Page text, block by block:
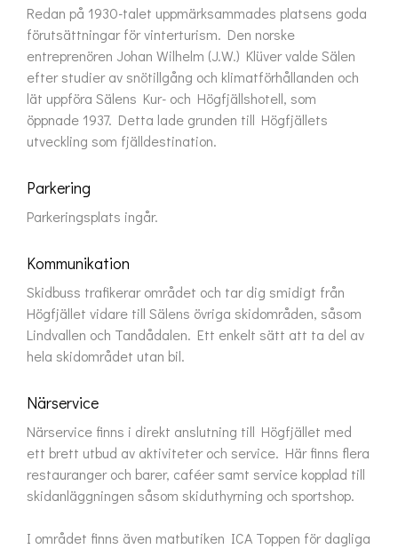
Redan på 1930-talet uppmärksammades platsens goda
förutsättningar för vinterturism. Den norske
entreprenören Johan Wilhelm (J.W.) Klüver valde Sälen
efter studier av snötillgång och klimatförhållanden och
lät uppföra Sälens Kur- och Högfjällshotell, som
öppnade 1937. Detta lade grunden till Högfjällets
utveckling som fjälldestination.
Parkering
Parkeringsplats ingår.
Kommunikation
Skidbuss trafikerar området och tar dig smidigt från
Högfjället vidare till Sälens övriga skidområden, såsom
Lindvallen och Tandådalen. Ett enkelt sätt att ta del av
hela skidområdet utan bil.
Närservice
Närservice finns i direkt anslutning till Högfjället med
ett brett utbud av aktiviteter och service. Här finns flera
restauranger och barer, caféer samt service kopplad till
skidanläggningen såsom skiduthyrning och sportshop.
I området finns även matbutiken ICA Toppen för dagliga